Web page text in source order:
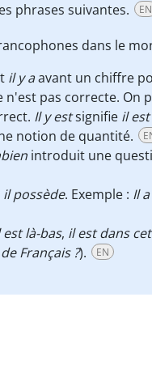
phrases suivantes. EN
dans le
il y aavant un chiffre
n'est pas correcte. On
Il y estsignifie il
notion de quantité.
introduit une
il possède. Exemple : Il
est là-bas, il est dans
Français ?). EN